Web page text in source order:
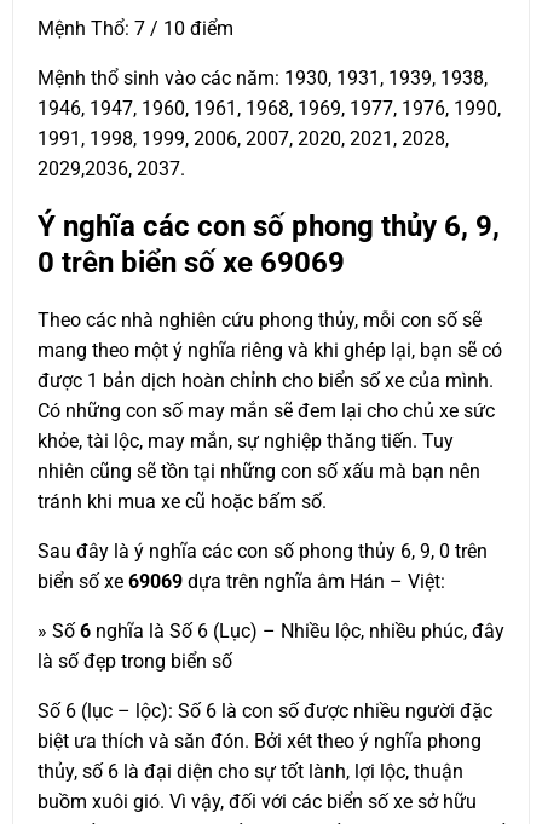
Mệnh Thổ: 7 / 10 điểm
Mệnh thổ sinh vào các năm: 1930, 1931, 1939, 1938,
1946, 1947, 1960, 1961, 1968, 1969, 1977, 1976, 1990,
1991, 1998, 1999, 2006, 2007, 2020, 2021, 2028,
2029,2036, 2037.
Ý nghĩa các con số phong thủy 6, 9,
0 trên biển số xe 69069
Theo các nhà nghiên cứu phong thủy, mỗi con số sẽ
mang theo một ý nghĩa riêng và khi ghép lại, bạn sẽ có
được 1 bản dịch hoàn chỉnh cho biển số xe của mình.
Có những con số may mắn sẽ đem lại cho chủ xe sức
khỏe, tài lộc, may mắn, sự nghiệp thăng tiến. Tuy
nhiên cũng sẽ tồn tại những con số xấu mà bạn nên
tránh khi mua xe cũ hoặc bấm số.
Sau đây là ý nghĩa các con số phong thủy 6, 9, 0 trên
biển số xe 69069 dựa trên nghĩa âm Hán – Việt:
» Số6 nghĩa là Số 6 (Lục) – Nhiều lộc, nhiều phúc, đây
là số đẹp trong biển số
Số 6 (lục – lộc): Số 6 là con số được nhiều người đặc
biệt ưa thích và săn đón. Bởi xét theo ý nghĩa phong
thủy, số 6 là đại diện cho sự tốt lành, lợi lộc, thuận
buồm xuôi gió. Vì vậy, đối với các biển số xe sở hữu